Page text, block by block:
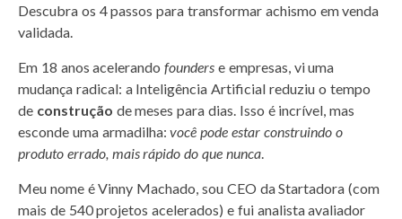
Descubra os 4 passos para transformar achismo em venda
validada.
Em 18 anos acelerandofounders e empresas, vi uma
mudança radical: a Inteligência Artificial reduziu o tempo
de construção de meses para dias. Isso é incrível, mas
esconde uma armadilha:você pode estar construindo o
produto errado, mais rápido do que nunca.
Meu nome é Vinny Machado, sou CEO da Startadora (com
mais de 540 projetos acelerados) e fui analista avaliador